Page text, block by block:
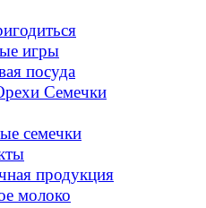
игры
посуда
Семечки
семечки
продукция
молоко